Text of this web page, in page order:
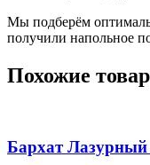
Мы подберём
получили напольное
Похожие
Бархат Лазурный